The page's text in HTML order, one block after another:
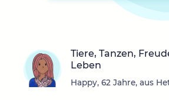
Tiere, Tanzen,
Leben
Happy, 62 Jahre, aus